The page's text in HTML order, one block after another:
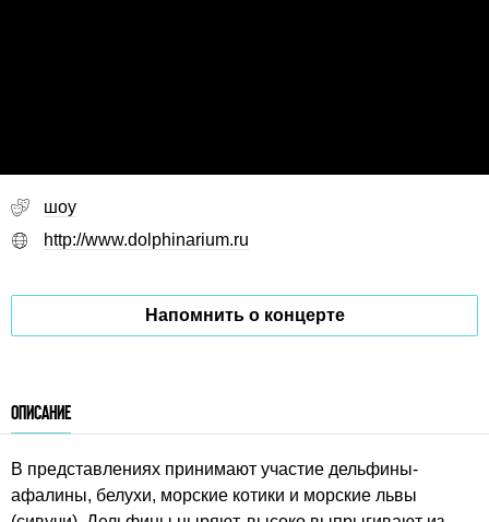
шоу
http://www.dolphinarium.ru
Напомнить о концерте
ОПИСАНИЕ
В представлениях принимают участие дельфины-
афалины, белухи, морские котики и морские львы